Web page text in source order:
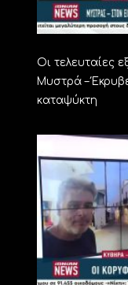
Οι τελευταίες
Μυστρά –
καταψύκτη